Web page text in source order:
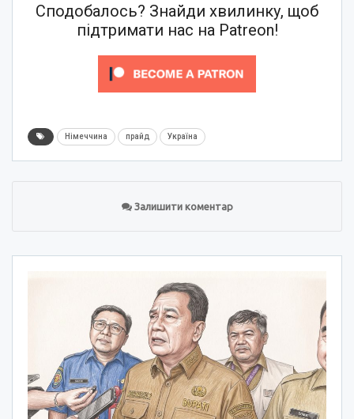
Сподобалось? Знайди хвилинку, щоб
підтримати нас на Patreon!
Німеччина прайд Україна
Залишити коментар